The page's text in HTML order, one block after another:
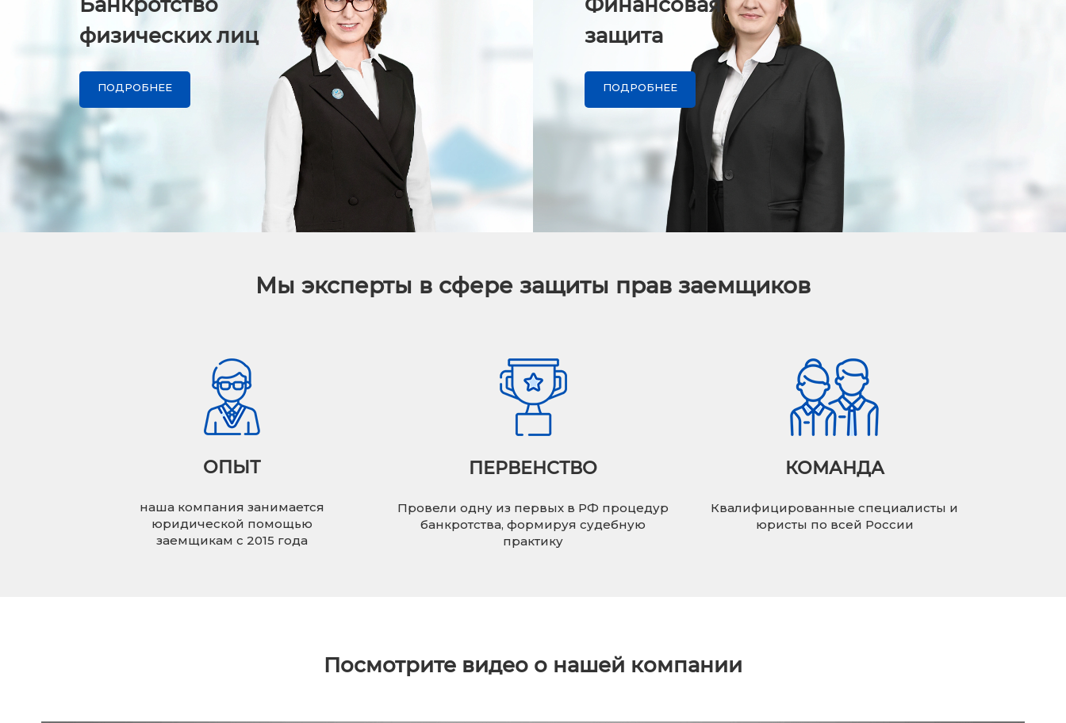
физических лиц
ПОДРОБНЕЕ
защита
ПОДРОБНЕЕ
Мы эксперты в сфере защиты прав заемщиков
ОПЫТ
наша компания занимается
юридической помощью
заемщикам с 2015 года
ПЕРВЕНСТВО
Провели одну из первых в РФ процедур
банкротства, формируя судебную
практику
КОМАНДА
Квалифицированные специалисты и
юристы по всей России
Посмотрите видео о нашей компании